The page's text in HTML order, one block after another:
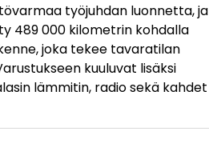
työjuhdan luonnetta, ja
489 000 kilometrin kohdalla
joka tekee tavaratilan
kuuluvat lisäksi
lämmitin, radio sekä kahdet